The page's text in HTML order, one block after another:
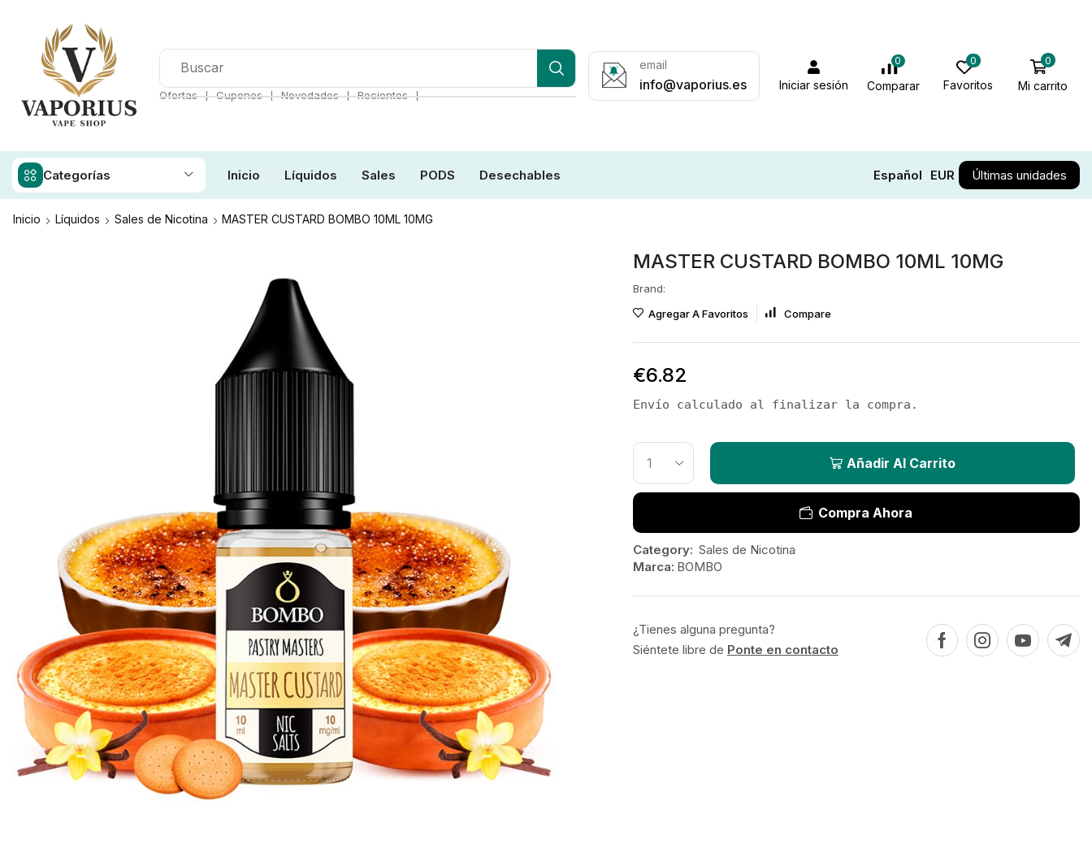
Ofertas ❘ Cupones ❘ Novedades ❘ Recientes ❘
email
info@vaporius.es Iniciar sesión
0
Comparar
0
Favoritos
0
Mi carrito
Categorías Inicio Líquidos Sales PODS Desechables Español EUR Últimas unidades
Inicio Líquidos Sales de Nicotina MASTER CUSTARD BOMBO 10ML 10MG
MASTER CUSTARD BOMBO 10ML 10MG
Brand:
Agregar A Favoritos
Compare
€6.82
Envío calculado al finalizar la compra.
Añadir Al Carrito
Compra Ahora
Category: Sales de Nicotina
Marca: BOMBO
¿Tienes alguna pregunta?
Siéntete libre de Ponte en contacto